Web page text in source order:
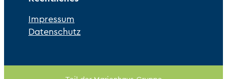
Impressum
Datenschutz